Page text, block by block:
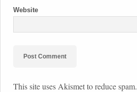
Website
This site uses Akismet to reduce spam.